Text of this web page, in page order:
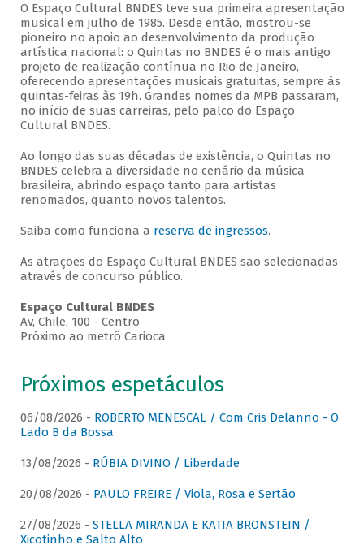
O Espaço Cultural BNDES teve sua primeira apresentação
musical em julho de 1985. Desde então, mostrou-se
pioneiro no apoio ao desenvolvimento da produção
artística nacional: o Quintas no BNDES é o mais antigo
projeto de realização contínua no Rio de Janeiro,
oferecendo apresentações musicais gratuitas, sempre às
quintas-feiras às 19h. Grandes nomes da MPB passaram,
no início de suas carreiras, pelo palco do Espaço
Cultural BNDES.
Ao longo das suas décadas de existência, o Quintas no
BNDES celebra a diversidade no cenário da música
brasileira, abrindo espaço tanto para artistas
renomados, quanto novos talentos.
Saiba como funciona a reserva de ingressos.
As atrações do Espaço Cultural BNDES são selecionadas
através de concurso público.
Espaço Cultural BNDES
Av, Chile, 100 - Centro
Próximo ao metrô Carioca
Próximos espetáculos
06/08/2026 - ROBERTO MENESCAL / Com Cris Delanno - O
Lado B da Bossa
13/08/2026 - RÚBIA DIVINO / Liberdade
20/08/2026 - PAULO FREIRE / Viola, Rosa e Sertão
27/08/2026 - STELLA MIRANDA E KATIA BRONSTEIN /
Xicotinho e Salto Alto